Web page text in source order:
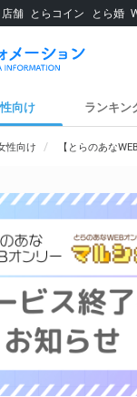
店舗 とらコイン とら婚
向け ランキン
性向け 【とらのあな